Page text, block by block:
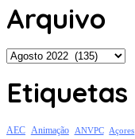
Arquivo
Arquivo
Etiquetas
AEC Animação ANVPC Açores